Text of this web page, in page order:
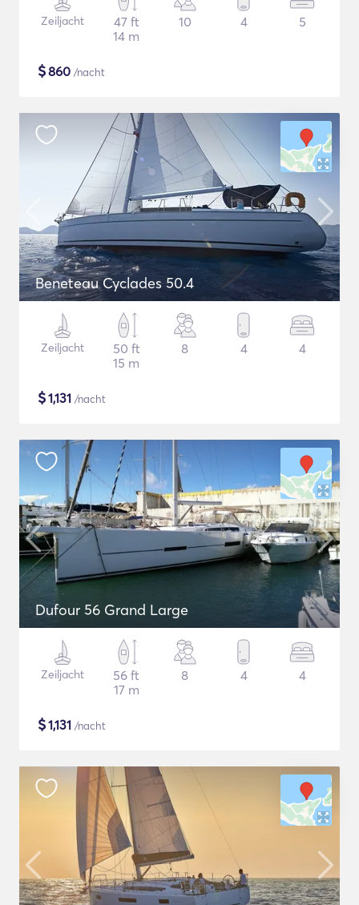
Zeiljacht
47 ft
14 m
10 4 5
$860 /nacht
Beneteau Cyclades 50.4
Zeiljacht
50 ft
15 m
8 4 4
$1,131 /nacht
Dufour 56 Grand Large
Zeiljacht
56 ft
17 m
8 4 4
$1,131 /nacht